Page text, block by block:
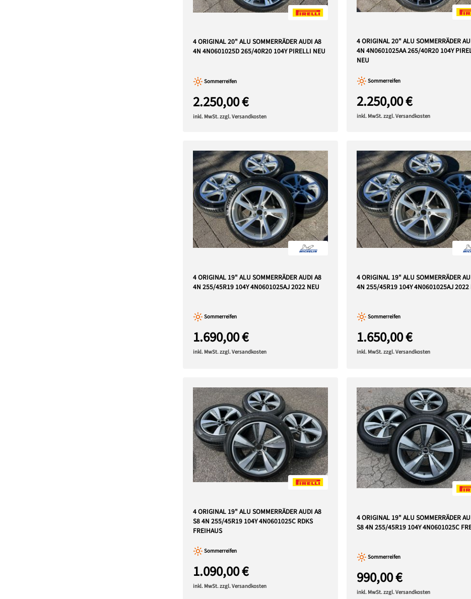
4 ORIGINAL 20" ALU SOMMERRÄDER AUDI A8
4N 4N0601025D 265/40R20 104Y PIRELLI NEU
Sommerreifen
2.250,00 €
inkl. MwSt. zzgl. Versandkosten
4 ORIGINAL 20" ALU SOMMERRÄDER
4N 4N0601025AA 265/40R20 104Y
NEU
Sommerreifen
2.250,00 €
inkl. MwSt. zzgl. Versandkosten
4 ORIGINAL 19" ALU SOMMERRÄDER AUDI A8
4N 255/45R19 104Y 4N0601025AJ 2022 NEU
Sommerreifen
1.690,00 €
inkl. MwSt. zzgl. Versandkosten
4 ORIGINAL 19" ALU SOMMERRÄDER
4N 255/45R19 104Y 4N0601025AJ 2022
Sommerreifen
1.650,00 €
inkl. MwSt. zzgl. Versandkosten
4 ORIGINAL 19" ALU SOMMERRÄDER AUDI A8
S8 4N 255/45R19 104Y 4N0601025C RDKS
FREIHAUS
Sommerreifen
1.090,00 €
inkl. MwSt. zzgl. Versandkosten
4 ORIGINAL 19" ALU SOMMERRÄDER
S8 4N 255/45R19 104Y 4N0601025C
Sommerreifen
990,00 €
inkl. MwSt. zzgl. Versandkosten